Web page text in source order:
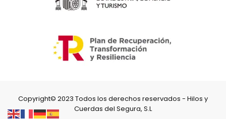
Copyright© 2023 Todos los derechos reservados - Hilos y
Cuerdas del Segura, S.L